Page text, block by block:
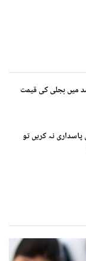
میں بجلی کی قیمت
نہ کریں تو